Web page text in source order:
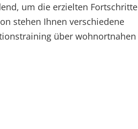
um die erzielten Fortschritte
stehen Ihnen verschiedene
über wohnortnahen